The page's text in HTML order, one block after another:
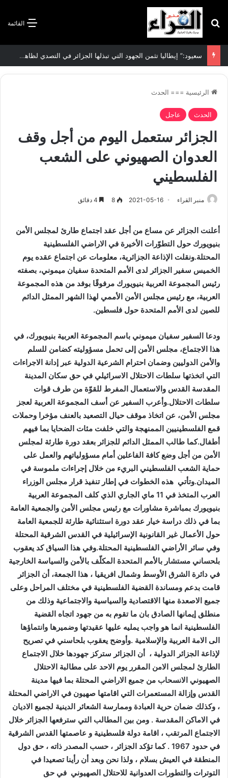
القائمة بحث عن
الاتفاقية الأممية بشأن تغير المناخ :الجزائر تودع مساهمتها الوطنية المحددة لسنة 2026
الرئيسية === الحدث
الحدث عاجل
الجزائر ستعمل اليوم من أجل وقف
العدوان الصهيوني على الشعب
الفلسطيني
منبر القراء 2021-05-16
8
أعلنت الجزائر عن مساع من أجل عقد اجتماع طارئ لمجلس الأمن
بنيويورك حول التطوّرات الأخيرة في الاراضي الفلسطينية
المحتلة.ونقلت الإذاعة الجزائرية، معلومات عن اجتماع عقده يوم
الخميس سفير الجزائر لدى الأمم المتحدة سفيان ميموني، بصفته
رئيس المجموعة العربية بنيويورك مرفوقًا بوفد من هذه المجموعة
العربية، مع رئيس مجلس الأمن الأممي لهذا الشهر الممثل الدائم
للصين لدى الأمم المتحدة حول فلسطين.
ودعا السفير سفيان ميموني باسم المجموعة العربية بنيويورك، في
هذا الاجتماع، مجلس الأمن إلى تحمل مسؤوليته كضامن للسلم
والأمن الدوليين وضمان احترام الشرعية الدولية عبر إدانة الاجراءات
التي اتخذتها سلطات الاحتلال الاسرائيلي في حق سكان المدينة
المقدسة القدس والاستعمال المفرط للقوّة من طرف قوات
سلطات الاحتلال.وأعرب السفير عن أسف المجموعة العربية لعجز
مجلس الأمن، عن اتخاذ موقف حيال التصعيد بالعنف مؤخرا وحملات
قمع الفلسطينيين الممنهجة والتي خلفت مئات الضحايا بما فيهم
أطفال.كما طالب الممثل الدائم للجزائر بعقد دورة طارئة لمجلس
الأمن من أجل وضع كافة الفاعلين أمام مسؤولياتهم والعمل على
حماية الشعب الفلسطيني البريء من خلال إجراءات ملموسة في
الميدان.وتأتي هذه الخطوات في إطار تنفيذ قرار مجلس الوزراء
العرب المتخذ في 11 ماي الجاري الذي كلف المجموعة العربية
بنيويورك بمباشرة مشاورات مع رئيس مجلس الأمن والجمعية العامة
بما في ذلك دراسة خيار عقد دورة استثنائية طارئة للجمعية العامة
حول الأعمال غير القانونية الإسرائيلية في القدس الشرقية المحتلة
وفي سائر الأراضي الفلسطينية المحتلة.وفي هذا السياق كد يعقوب
بلحساني مستشار بالأمم المتحدة المكلّف بالأمن والسياسة الخارجية
في دائرة الشرق الأوسط وشمال افريقيا ، هذا الجمعة، أن الجزائر
قامت بدعم ومساندة القضية الفلسطينية في مختلف المراحل وعلى
جميع الاصعدة منها الاقتصادية والسياسية والاجتماعية وذلك من
منطلق إيمانها الصادق بان ما تقوم به من جهود اتجاه القضية
الفلسطينية انما هو واجب يمليه عليها عقيدتها وضميرها وانتماؤها
الى الامة العربية والإسلامية .وأوضح يعقوب بلحاسني في تصريح
لإذاعة الجزائر الدولية ، أن الجزائر ستركز جهودها خلال الاجتماع
الطارئ لمجلس الامن المقرر يوم الاحد على مطالبة الاحتلال
الصهيوني الانسحاب من جميع الاراضي المحتلة بما فيها مدينة
القدس وإزالة المستعمرات التي اقامتها صهيون في الاراضي المحتلة
، وكذلك ضمان حرية العبادة وممارسة الشعائر الدينية لجميع الاديان
في الاماكن المقدسة . ومن بين المطالب التي سترفعها الجزائر خلال
الاجتماع المرتقب ، اقامة دولة فلسطينية و عاصمتها القدس الشرقية
في حدود 1967 . كما تؤكد الجزائر ، حسب المصدر ذاته ، حق دول
المنطقة في العيش بسلام ، ولذا نحن وبعد أن رأينا تصعيدا في
التوترات والتطورات العدوانية للاحتلال الصهيوني في حق